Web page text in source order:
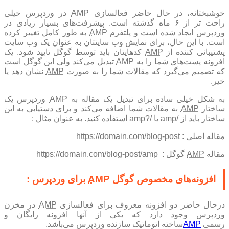
خوشبختانه، در حال حاضر فعالسازی AMPدر وردپرس خیلی
راحت تر از ۶ ماه گذشته است. پیشرفت‌های بسیار‌ زیادی در
وردپرس ایجاد شده است و پلتفرمAMPبه طور کامل تغییر کرده
است. با این حال، برای نمایش وب سایتتان به عنوان یک وب سایت
پشتیبانی کننده از
AMPکد‌هایتان باید توسط گوگل تایید شود. یک
افزونه پست‌های شما را بهAMPتبدیل می‌کند ولی این گوگل است
که تصمیم می‌گیرد که مقالات شما را به صورتAMPنشان دهد یا
خیر.
به شکل خیلی ساده برای تبدیل یک مقاله به AMPوردپرس یک
ساختار
AMPبه مقالات شما اضافه می‌کند و برای دستیابی به این
ساختار باید از /amp یا /?amp استفاده کنید. به عنوان مثال :
مقاله اصلی : https://domain.com/blog-post
مقالهAMPگوگل : https://domain.com/blog-post/amp
افزونه‌های مخصوص گوگلAMPبرای وردپرس :
درحال حاضر دو افزونه معروف برای فعالسازیAMPدر مخزن
وردپرس وجود دارد که یکی از آنها افزونه رایگان و
رسمی AMPساخته اتوماتیک سازنده وردپرس می‌باشد.